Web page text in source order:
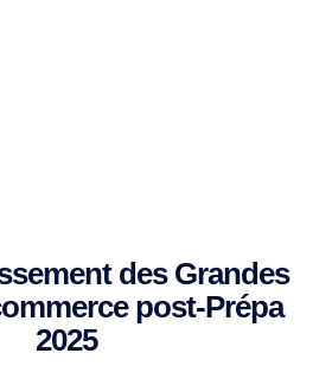
des Grandes
post-Prépa
2025